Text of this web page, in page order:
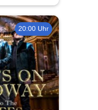
20:00 Uhr